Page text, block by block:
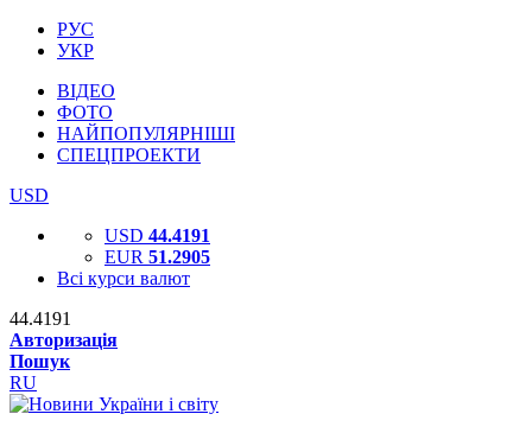
РУС
УКР
ВІДЕО
ФОТО
НАЙПОПУЛЯРНІШІ
СПЕЦПРОЕКТИ
USD
USD 44.4191
EUR 51.2905
Всі курси валют
44.4191
Авторизація
Пошук
RU